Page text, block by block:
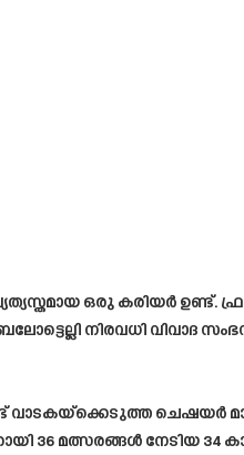
ഒരു കരിയർ ഉണ്ട്.
നിരവധി വിവാദ
വാടകയ്‌ക്കെടുത്ത ചെഷയർ
മത്സരങ്ങൾ നേടിയ 34